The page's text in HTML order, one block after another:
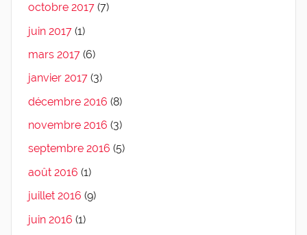
octobre 2017 (7)
juin 2017 (1)
mars 2017 (6)
janvier 2017 (3)
décembre 2016 (8)
novembre 2016 (3)
septembre 2016 (5)
août 2016 (1)
juillet 2016 (9)
juin 2016 (1)